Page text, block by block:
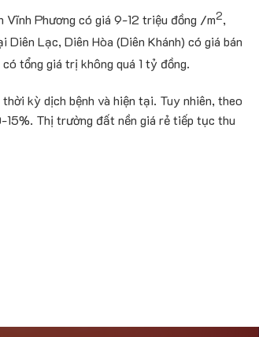
Vĩnh Phương có giá 9-12 triệu đồng /m2,
Lạc, Diên Hòa (Diên Khánh) có giá bán
có tổng giá trị không quá 1 tỷ đồng.
kỳ dịch bệnh và hiện tại. Tuy nhiên, theo
15%. Thị trường đất nền giá rẻ tiếp tục thu